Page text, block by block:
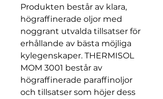
Produkten består av klara,
högraffinerade oljor med
noggrant utvalda tillsatser för
erhållande av bästa möjliga
kylegenskaper. THERMISOL
MOM 3001 består av
högraffinerade paraffinoljor
och tillsatser som höjer dess